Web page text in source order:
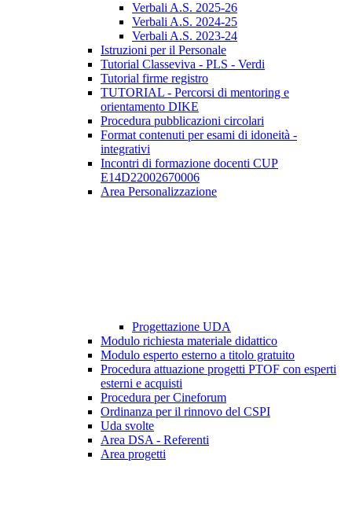
Verbali A.S. 2025-26
Verbali A.S. 2024-25
Verbali A.S. 2023-24
Istruzioni per il Personale
Tutorial Classeviva - PLS - Verdi
Tutorial firme registro
TUTORIAL - Percorsi di mentoring e
orientamento DIKE
Procedura pubblicazioni circolari
Format contenuti per esami di idoneità -
integrativi
Incontri di formazione docenti CUP
E14D22002670006
Area Personalizzazione
Progettazione UDA
Modulo richiesta materiale didattico
Modulo esperto esterno a titolo gratuito
Procedura attuazione progetti PTOF con esperti
esterni e acquisti
Procedura per Cineforum
Ordinanza per il rinnovo del CSPI
Uda svolte
Area DSA - Referenti
Area progetti